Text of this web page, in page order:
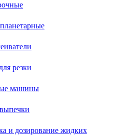
резки
машины
и дозирование жидких